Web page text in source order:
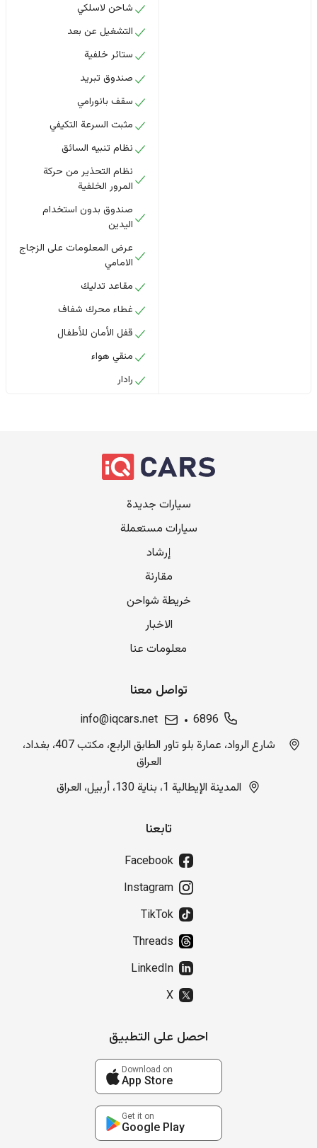
شاحن لاسلكي
التشغيل عن بعد
ستائر خلفية
صندوق تبريد
سقف بانورامي
مثبت السرعة التكيفي
نظام تنبيه السائق
نظام التحذير من حركة
المرور الخلفية
صندوق بدون استخدام
اليدين
عرض المعلومات على الزجاج
الامامي
مقاعد تدليك
غطاء محرك شفاف
قفل الأمان للأطفال
منقي هواء
رادار
سيارات جديدة
سيارات مستعملة
إرشاد
مقارنة
خريطة شواحن
الاخبار
معلومات عنا
تواصل معنا
6896
info@iqcars.net
شارع الرواد، عمارة بلو تاور الطابق الرابع، مكتب 407، بغداد،
العراق
المدينة الإيطالية 1، بناية 130، أربيل، العراق
تابعنا
Facebook
Instagram
TikTok
Threads
LinkedIn
X
احصل على التطبيق
Download on
App Store
Get it on
Google Play